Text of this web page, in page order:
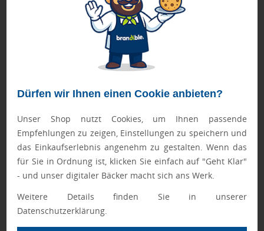
Dürfen wir Ihnen einen Cookie anbieten?
Unser Shop nutzt Cookies, um Ihnen passende
Empfehlungen zu zeigen, Einstellungen zu speichern und
das Einkaufserlebnis angenehm zu gestalten. Wenn das
für Sie in Ordnung ist, klicken Sie einfach auf "Geht Klar"
- und unser digitaler Bäcker macht sich ans Werk.
Weitere Details finden Sie in unserer
Datenschutzerklärung.
Helligkeit in unterschiedlichsten Situationen. Die weiße LED
Lichtfarbe sorgt für eine gute Ausleuchtung.
Die Taschenlampe verfügt über drei Lichtmodi, darunter
auch ein praktisches Signallicht. Für zusätzlichen Komfort
ermöglicht.
Gefertigt aus Aluminium überzeugt die REEVES-FLASH 80
durch Stabilität und ein hochwertiges Erscheinungsbild. Der
integrierte USB-C Anschluss am Boden der Lampe macht
das Wiederaufladen besonders komfortabel. Im
Lieferumfang ist ein USB-A auf USB-C Ladekabel enthalten.
Auch für die Markeninszenierung bietet die Taschenlampe
ideale Voraussetzungen: Eine großzügige Fläche ermöglicht